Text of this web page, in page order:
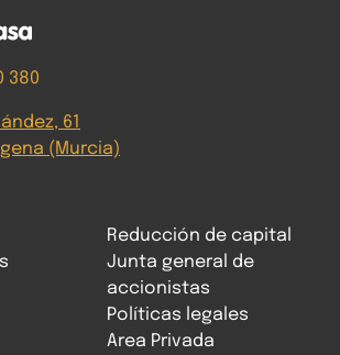
380
61
(Murcia)
Reducción de capital
Junta general de
accionistas
Políticas legales
Area Privada